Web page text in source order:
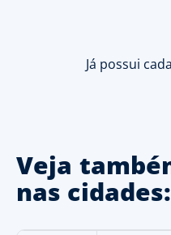
Já possui
Veja
nas cidades: